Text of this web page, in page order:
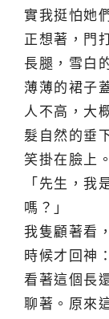
實我挺怕她
正想著，門
長腿，雪白
薄薄的裙子
人不高，大
髮自然的垂
笑掛在臉上。
「先生，我
嗎？」
我隻顧著看
時候才回神
看著這個長
聊著。原來